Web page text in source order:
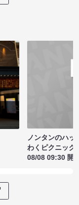
ノンタンのハッ
わくピクニック
08/08 09:30 開